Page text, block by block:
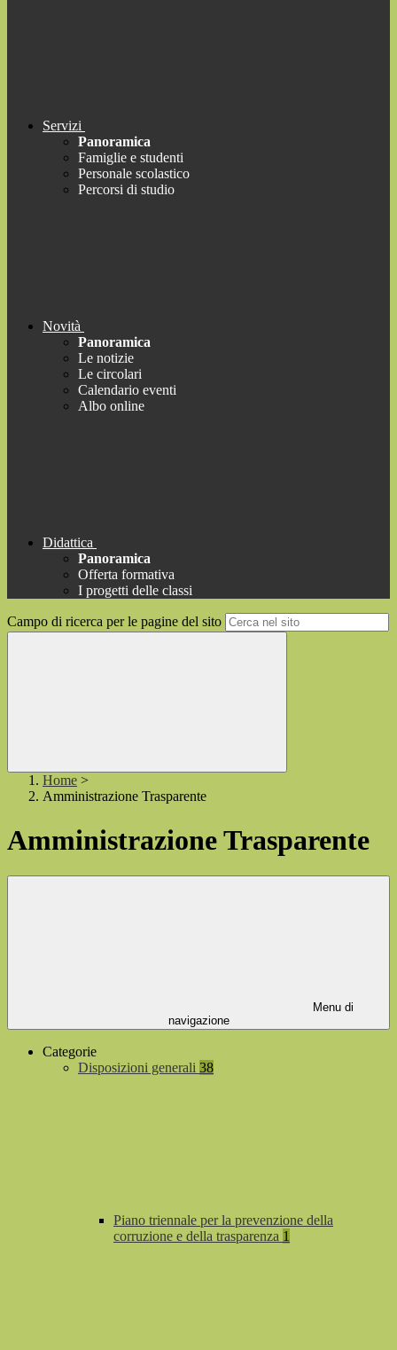
Servizi
Panoramica
Famiglie e studenti
Personale scolastico
Percorsi di studio
Novità
Panoramica
Le notizie
Le circolari
Calendario eventi
Albo online
Didattica
Panoramica
Offerta formativa
I progetti delle classi
Campo di ricerca per le pagine del sito
Home >
Amministrazione Trasparente
Amministrazione Trasparente
Menu di
navigazione
Categorie
Disposizioni generali 38
Piano triennale per la prevenzione della
corruzione e della trasparenza 1